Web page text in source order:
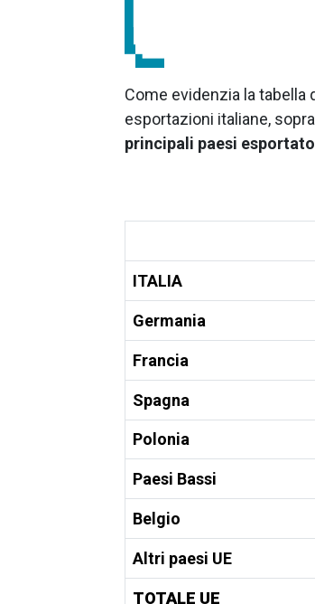
Come evidenzia la tabella
esportazioni italiane,
principali paesi
ITALIA
Germania
Francia
Spagna
Polonia
Paesi Bassi
Belgio
Altri paesi UE
TOTALE UE